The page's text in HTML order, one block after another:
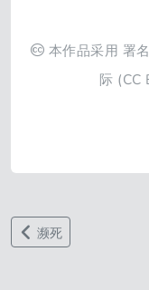
本作品采用 署
际 (CC
濒死